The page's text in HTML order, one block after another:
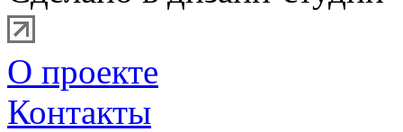
О проекте
Контакты